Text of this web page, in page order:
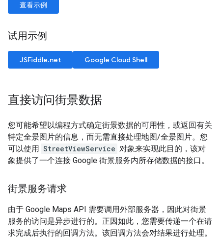
查看示例
试用示例
JSFiddle.net Google Cloud Shell
直接访问街景数据
您可能希望以编程方式确定街景数据的可用性，或返回有关
特定全景图片的信息，而无需直接处理地图/全景图片。您
可以使用 StreetViewService 对象来实现此目的，该对
象提供了一个连接 Google 街景服务内所存储数据的接口。
街景服务请求
由于 Google Maps API 需要调用外部服务器，因此对街景
服务的访问是异步进行的。正因如此，您需要传递一个在请
求完成后执行的回调方法。 该回调方法会对结果进行处理。